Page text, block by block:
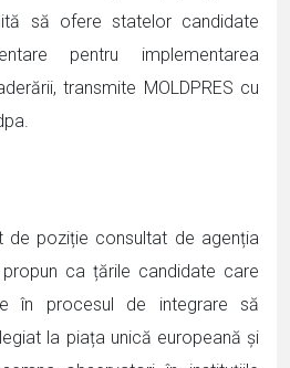
să ofere statelor candidate
pentru implementarea
transmite MOLDPRES cu
de poziție consultat de agenția
ca țările candidate care
în procesul de integrare să
la piața unică europeană și